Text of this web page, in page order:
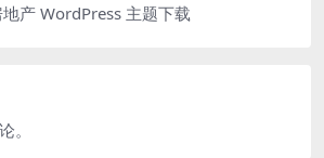
产 WordPress 主题下载
。